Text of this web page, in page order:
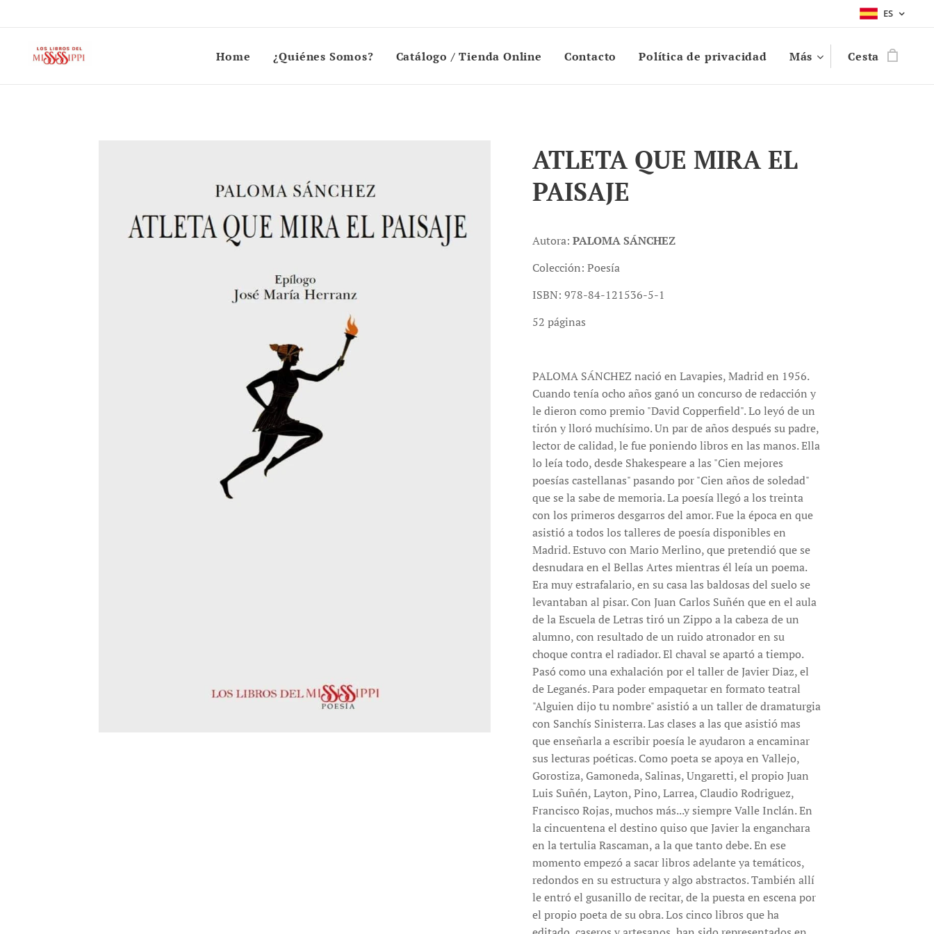
ES
Home ¿Quiénes Somos? Catálogo / Tienda Online Contacto Política de privacidad Más Cesta
ATLETA QUE MIRA EL
PAISAJE
Autora:PALOMA SÁNCHEZ
Colección: Poesía
ISBN: 978-84-121536-5-1
52 páginas
PALOMA SÁNCHEZ nació en Lavapies, Madrid en 1956.
Cuando tenía ocho años ganó un concurso de redacción y
le dieron como premio "David Copperfield". Lo leyó de un
tirón y lloró muchísimo. Un par de años después su padre,
lector de calidad, le fue poniendo libros en las manos. Ella
lo leía todo, desde Shakespeare a las "Cien mejores
poesías castellanas" pasando por "Cien años de soledad"
que se la sabe de memoria. La poesía llegó a los treinta
con los primeros desgarros del amor. Fue la época en que
asistió a todos los talleres de poesía disponibles en
Madrid. Estuvo con Mario Merlino, que pretendió que se
desnudara en el Bellas Artes mientras él leía un poema.
Era muy estrafalario, en su casa las baldosas del suelo se
levantaban al pisar. Con Juan Carlos Suñén que en el aula
de la Escuela de Letras tiró un Zippo a la cabeza de un
alumno, con resultado de un ruido atronador en su
choque contra el radiador. El chaval se apartó a tiempo.
Pasó como una exhalación por el taller de Javier Diaz, el
de Leganés. Para poder empaquetar en formato teatral
"Alguien dijo tu nombre" asistió a un taller de dramaturgia
con Sanchís Sinisterra. Las clases a las que asistió mas
que enseñarla a escribir poesía le ayudaron a encaminar
sus lecturas poéticas. Como poeta se apoya en Vallejo,
Gorostiza, Gamoneda, Salinas, Ungaretti, el propio Juan
Luis Suñén, Layton, Pino, Larrea, Claudio Rodriguez,
Francisco Rojas, muchos más...y siempre Valle Inclán. En
la cincuentena el destino quiso que Javier la enganchara
en la tertulia Rascaman, a la que tanto debe. En ese
momento empezó a sacar libros adelante ya temáticos,
redondos en su estructura y algo abstractos. También allí
le entró el gusanillo de recitar, de la puesta en escena por
el propio poeta de su obra. Los cinco libros que ha